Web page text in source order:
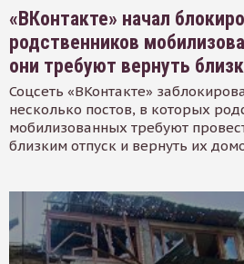
«ВКонтакте» начал
родственников
они требуют вернуть
Соцсеть «ВКонтакте»
несколько постов, в которых
мобилизованных требуют
близким отпуск и вернуть их